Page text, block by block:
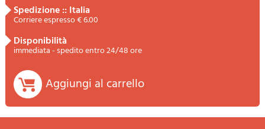
spedizione :: Italia
Corriere espresso € 6.00
disponibilità
immediata - spedito entro 24/48 ore
Aggiungi al carrello